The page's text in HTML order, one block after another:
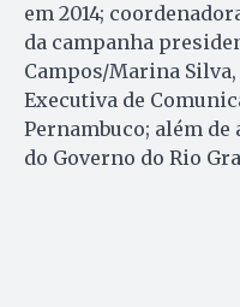
em 2014;
da campanha
Campos/Marina
Executiva de
Pernambuco; além de
do Governo do Rio